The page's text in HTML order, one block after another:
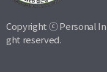
Copyright ⓒ Personal
ght reserved.